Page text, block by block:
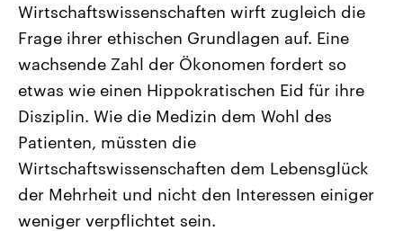
Landtagswahl Sachsen-Anhalt
2026
Alle Informationen
Sachsen-Anhalt wählt am 6.
September 2026 einen neuen
Landtag. Seit 2021 wird das
Bundesland von einer Koalition aus
CDU, SPD und FDP regiert.-
Umfragen, Prognosen,
Wahlprogramme, aktuelle Berichte
und Hintergründe zu den Parteien
und Kandidaten der anstehenden
Wahl.
Aktuelle Beiträge,
Hintergründe
Wirtschaftlich und
gehören die Vereinigten
den mächtigsten Ländern
mit großem Einfluss auf
Sendungen Programm Podcasts
Audio-Archiv
Wirtschaftswissenschaften wirft zugleich die
Frage ihrer ethischen Grundlagen auf. Eine
wachsende Zahl der Ökonomen fordert so
etwas wie einen Hippokratischen Eid für ihre
Disziplin. Wie die Medizin dem Wohl des
Patienten, müssten die
Wirtschaftswissenschaften dem Lebensglück
der Mehrheit und nicht den Interessen einiger
weniger verpflichtet sein.